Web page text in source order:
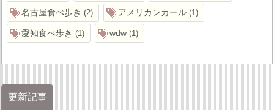
名古屋食べ歩き 2 アメリカンカール 1
愛知食べ歩き 1 wdw 1
更新記事